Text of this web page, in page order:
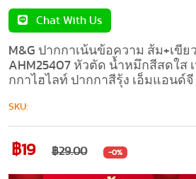
Chat With Us
M&G ปากกาเน้นข้อความ ส้ม+เขี
AHM25407 หัวตัด น้ำหมึกสีสดใส
กกาไฮไลท์ ปากกาสีรุ้ง เอ็มแอนด์จี
SKU:
฿19 ฿29.00 -0%